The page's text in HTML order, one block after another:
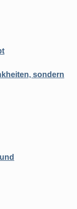
sondern